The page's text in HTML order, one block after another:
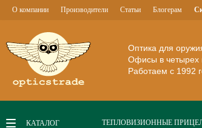
Оптика для
Офисы в четырех
Работаем с 1992
О компании Производители Статьи Блогерам
КАТАЛОГ ТЕПЛОВИЗИОННЫЕ